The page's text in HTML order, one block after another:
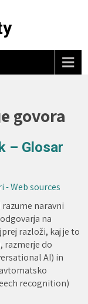
govora
– Glosar
- Web sources
naravni
na
razloži, kaj je to
razmerje do
AI) in
recognition)